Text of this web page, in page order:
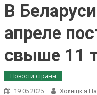
В
апреле
свыше 11
Новости страны
19.05.2025 Хойнiцкiя